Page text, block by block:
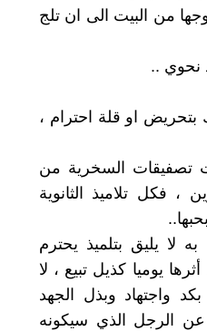
من البيت الى ان تلج
نحوي ..
بتحريض او قلة احترام ،
تصفيقات السخرية من
، فكل تلاميذ الثانوية
لا يليق بتلميذ يحترم
يوميا كذيل تبيع ، لا
واجتهاد وبذل الجهد
الرجل الذي سيكونه